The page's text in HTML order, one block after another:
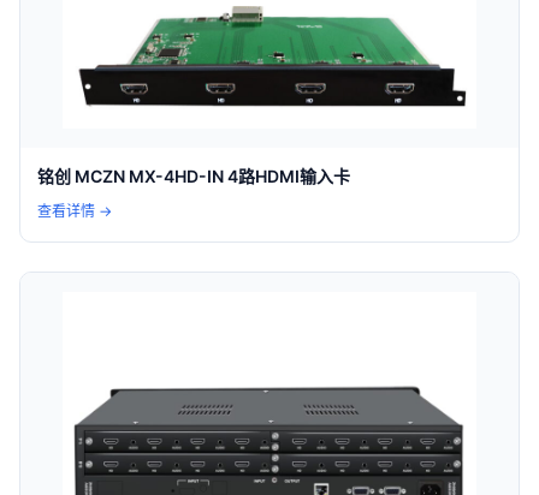
铭创 MCZN MX-4HD-IN 4路HDMI输入卡
查看详情 →